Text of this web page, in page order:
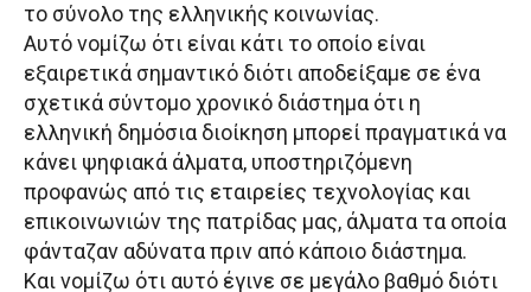
το σύνολο της ελληνικής κοινωνίας.
Αυτό νομίζω ότι είναι κάτι το οποίο είναι
εξαιρετικά σημαντικό διότι αποδείξαμε σε ένα
σχετικά σύντομο χρονικό διάστημα ότι η
ελληνική δημόσια διοίκηση μπορεί πραγματικά να
κάνει ψηφιακά άλματα, υποστηριζόμενη
προφανώς από τις εταιρείες τεχνολογίας και
επικοινωνιών της πατρίδας μας, άλματα τα οποία
φάνταζαν αδύνατα πριν από κάποιο διάστημα.
Και νομίζω ότι αυτό έγινε σε μεγάλο βαθμό διότι